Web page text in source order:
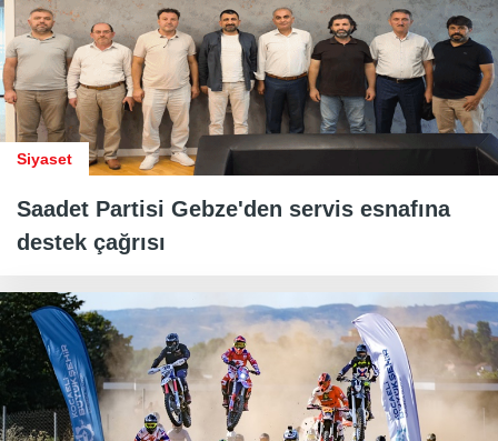
Siyaset
Saadet Partisi Gebze'den servis esnafına
destek çağrısı